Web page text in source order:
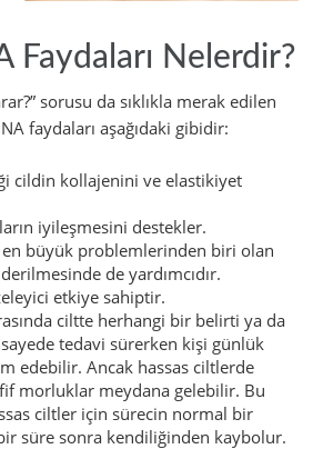
Faydaları Nelerdir?
sorusu da sıklıkla merak edilen
faydaları aşağıdaki gibidir:
cildin kollajenini ve elastikiyet
iyileşmesini destekler.
en büyük problemlerinden biri olan
de yardımcıdır.
etkiye sahiptir.
ciltte herhangi bir belirti ya da
tedavi sürerken kişi günlük
edebilir. Ancak hassas ciltlerde
morluklar meydana gelebilir. Bu
ciltler için sürecin normal bir
süre sonra kendiliğinden kaybolur.